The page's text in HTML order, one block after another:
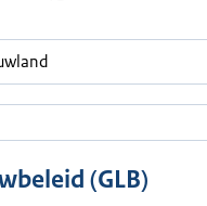
(GLB)